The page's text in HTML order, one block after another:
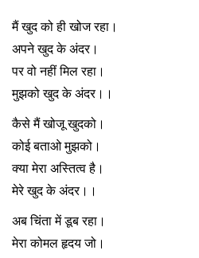
मैं खुद को ही खोज रहा।
अपने खुद के अंदर।
पर वो नहीं मिल रहा।
मुझको खुद के अंदर।।
कैसे मैं खोजू खुदको।
कोई बताओ मुझको।
क्या मेरा अस्तित्व है।
मेरे खुद के अंदर।।
अब चिंता में डूब रहा।
मेरा कोमल हृदय जो।